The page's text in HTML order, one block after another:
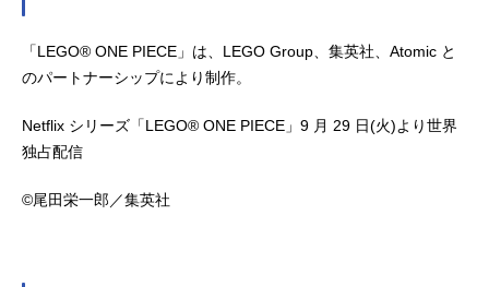
「LEGO® ONE PIECE」は、LEGO Group、集英社、Atomic と
のパートナーシップにより制作。
Netflix シリーズ「LEGO® ONE PIECE」9 月 29 日(火)より世界
独占配信
©尾田栄一郎／集英社